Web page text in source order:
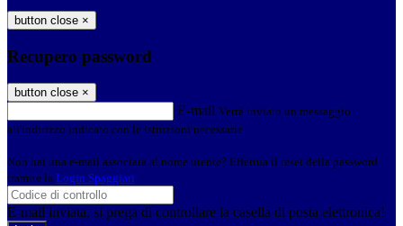
button close ×
Recupero password
button close ×
E-mail Verrà inviato un messaggio
all'indirizzo indicato con le istruzioni necessarie.
Non hai una e-mail associata al nome utente? Effettua il reset della password
tramite la Login Spaggiari
E-mail inviata, si prega di controllare la casella di posta elettronica!